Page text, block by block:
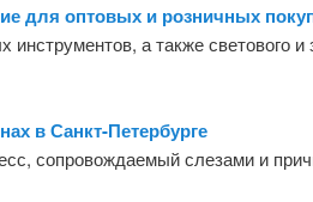
для оптовых и розничных
а также светового
в Санкт-Петербурге
сопровождаемый слезами и